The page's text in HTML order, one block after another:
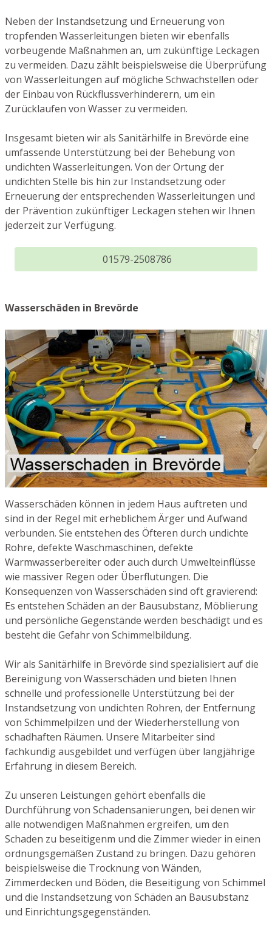
Neben der Instandsetzung und Erneuerung von
tropfenden Wasserleitungen bieten wir ebenfalls
vorbeugende Maßnahmen an, um zukünftige Leckagen
zu vermeiden. Dazu zählt beispielsweise die Überprüfung
von Wasserleitungen auf mögliche Schwachstellen oder
der Einbau von Rückflussverhinderern, um ein
Zurücklaufen von Wasser zu vermeiden.
Insgesamt bieten wir als Sanitärhilfe in Brevörde eine
umfassende Unterstützung bei der Behebung von
undichten Wasserleitungen. Von der Ortung der
undichten Stelle bis hin zur Instandsetzung oder
Erneuerung der entsprechenden Wasserleitungen und
der Prävention zukünftiger Leckagen stehen wir Ihnen
jederzeit zur Verfügung.
01579-2508786
Wasserschäden in Brevörde
Wasserschäden können in jedem Haus auftreten und
sind in der Regel mit erheblichem Ärger und Aufwand
verbunden. Sie entstehen des Öfteren durch undichte
Rohre, defekte Waschmaschinen, defekte
Warmwasserbereiter oder auch durch Umwelteinflüsse
wie massiver Regen oder Überflutungen. Die
Konsequenzen von Wasserschäden sind oft gravierend:
Es entstehen Schäden an der Bausubstanz, Möblierung
und persönliche Gegenstände werden beschädigt und es
besteht die Gefahr von Schimmelbildung.
Wir als Sanitärhilfe in Brevörde sind spezialisiert auf die
Bereinigung von Wasserschäden und bieten Ihnen
schnelle und professionelle Unterstützung bei der
Instandsetzung von undichten Rohren, der Entfernung
von Schimmelpilzen und der Wiederherstellung von
schadhaften Räumen. Unsere Mitarbeiter sind
fachkundig ausgebildet und verfügen über langjährige
Erfahrung in diesem Bereich.
Zu unseren Leistungen gehört ebenfalls die
Durchführung von Schadensanierungen, bei denen wir
alle notwendigen Maßnahmen ergreifen, um den
Schaden zu beseitigenm und die Zimmer wieder in einen
ordnungsgemäßen Zustand zu bringen. Dazu gehören
beispielsweise die Trocknung von Wänden,
Zimmerdecken und Böden, die Beseitigung von Schimmel
und die Instandsetzung von Schäden an Bausubstanz
und Einrichtungsgegenständen.